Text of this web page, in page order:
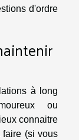
d'ordre
à long
ou
connaitre
(si vous